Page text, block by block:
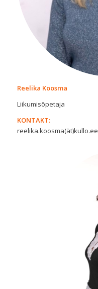
Reelika Koosma
Liikumisõpetaja
KONTAKT:
reelika.koosma(ät)kullo.ee